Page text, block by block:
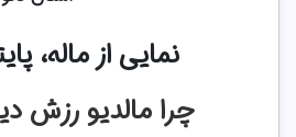
نمایی از ماله،
چرا مالدیو رزش